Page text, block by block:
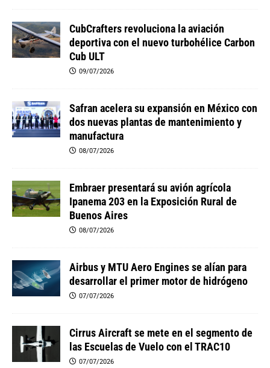
CubCrafters revoluciona la aviación
deportiva con el nuevo turbohélice Carbon
Cub ULT
09/07/2026
Safran acelera su expansión en México con
dos nuevas plantas de mantenimiento y
manufactura
08/07/2026
Embraer presentará su avión agrícola
Ipanema 203 en la Exposición Rural de
Buenos Aires
08/07/2026
Airbus y MTU Aero Engines se alían para
desarrollar el primer motor de hidrógeno
07/07/2026
Cirrus Aircraft se mete en el segmento de
las Escuelas de Vuelo con el TRAC10
07/07/2026